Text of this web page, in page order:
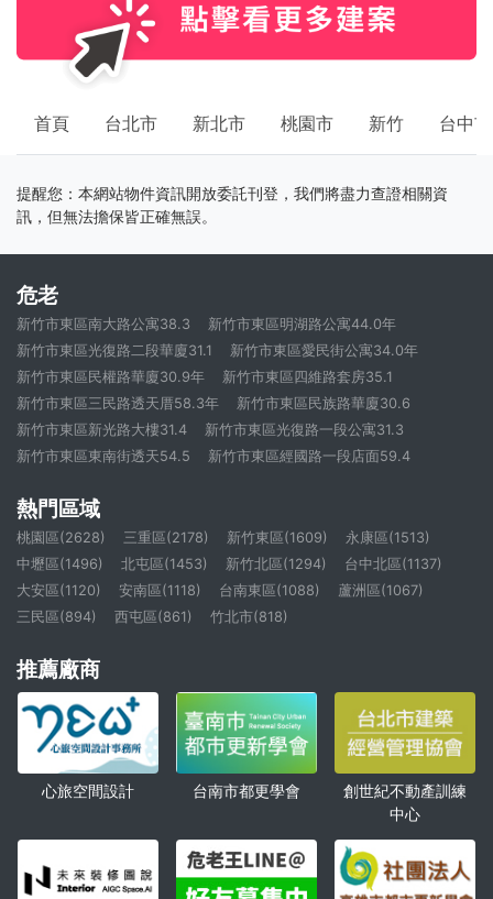
首頁 台北市 新北市 桃園市 新竹 台中市
提醒您：本網站物件資訊開放委託刊登，我們將盡力查證相關資
訊，但無法擔保皆正確無誤。
危老
新竹市東區南大路公寓38.3
新竹市東區明湖路公寓44.0年
新竹市東區光復路二段華廈31.1
新竹市東區愛民街公寓34.0年
新竹市東區民權路華廈30.9年
新竹市東區四維路套房35.1
新竹市東區三民路透天厝58.3年
新竹市東區民族路華廈30.6
新竹市東區新光路大樓31.4
新竹市東區光復路一段公寓31.3
新竹市東區東南街透天54.5
新竹市東區經國路一段店面59.4
熱門區域
桃園區(2628) 三重區(2178) 新竹東區(1609)
永康區(1513)
中壢區(1496)
北屯區(1453) 新竹北區(1294)
台中北區(1137)
大安區(1120)
安南區(1118) 台南東區(1088)
蘆洲區(1067)
三民區(894)
西屯區(861) 竹北市(818)
推薦廠商
心旅空間設計 台南市都更學會
創世紀不動產訓練
中心